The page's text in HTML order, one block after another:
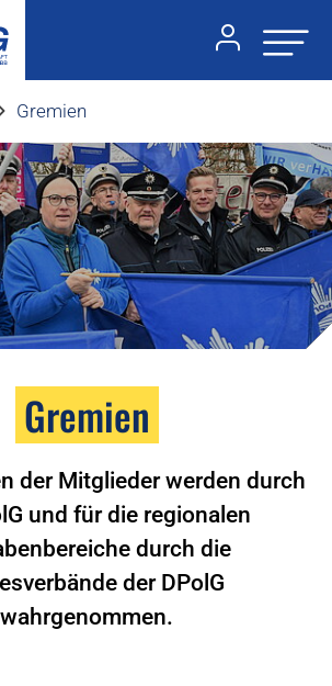
Gremien
Gremien
der Mitglieder werden durch
und für die regionalen
durch die
der DPolG
wahrgenommen.